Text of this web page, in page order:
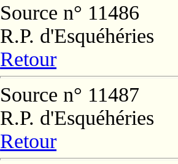
Source n° 11486
R.P. d'Esquéhéries
Retour
Source n° 11487
R.P. d'Esquéhéries
Retour